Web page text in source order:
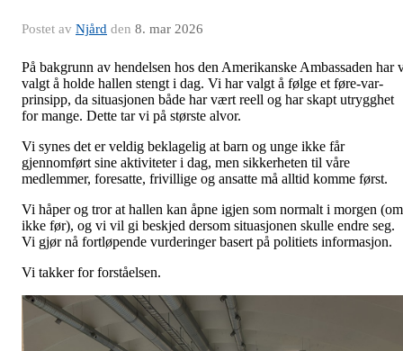
Postet av Njård den 8. mar 2026
På bakgrunn av hendelsen hos den Amerikanske Ambassaden har
valgt å holde hallen stengt i dag. Vi har valgt å følge et føre-var-
prinsipp, da situasjonen både har vært reell og har skapt utrygghet
for mange. Dette tar vi på største alvor.
Vi synes det er veldig beklagelig at barn og unge ikke får
gjennomført sine aktiviteter i dag, men sikkerheten til våre
medlemmer, foresatte, frivillige og ansatte må alltid komme først.
Vi håper og tror at hallen kan åpne igjen som normalt i morgen (om
ikke før), og vi vil gi beskjed dersom situasjonen skulle endre seg.
Vi gjør nå fortløpende vurderinger basert på politiets informasjon.
Vi takker for forståelsen.